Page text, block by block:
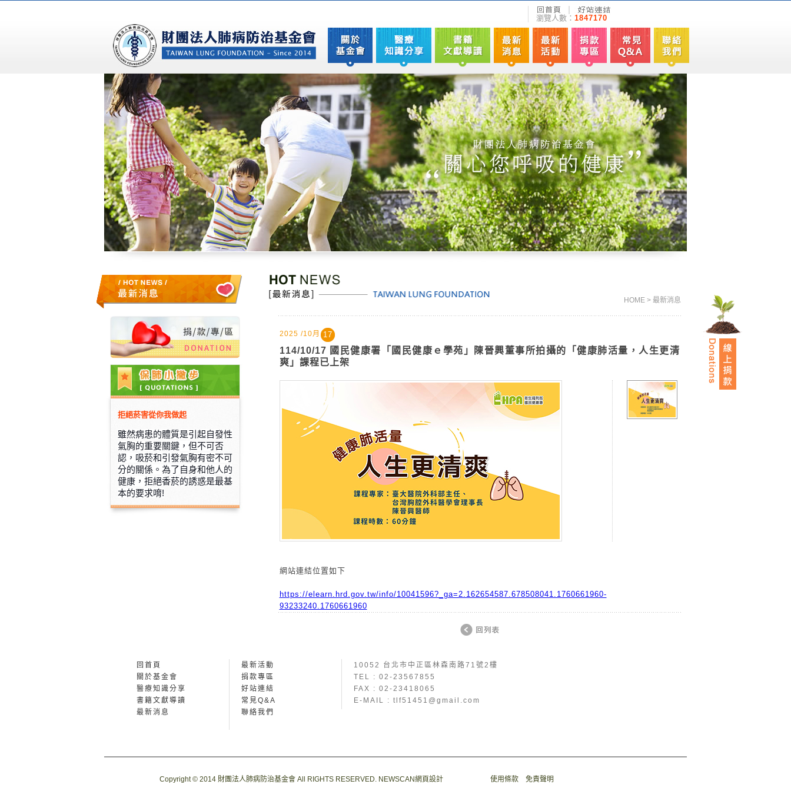
瀏覽人數： 1847170
拒絕菸害從你我做起
雖然病患的體質是引起自發性
氣胸的重要關鍵，但不可否
認，吸菸和引發氣胸有密不可
分的關係。為了自身和他人的
健康，拒絕香菸的誘惑是最基
本的要求唷!
HOME > 最新消息
2025 /10月 17
114/10/17 國民健康署「國民健康ｅ學苑」陳晉興董事所拍攝的「健康肺活量，人生更清
爽」課程已上架
網站連結位置如下
https://elearn.hrd.gov.tw/info/10041596?_ga=2.162654587.678508041.1760661960-
93233240.1760661960
回首頁
關於基金會
醫療知識分享
書籍文獻導讀
最新消息
最新活動
捐款專區
好站連結
常見Q&A
聯絡我們
10052 台北市中正區林森南路71號2樓
TEL : 02-23567855
FAX : 02-23418065
E-MAIL : tlf51451@gmail.com
使用條款 免責聲明
Copyright © 2014 財團法人肺病防治基金會 All RIGHTS RESERVED. NEWSCAN網頁設計